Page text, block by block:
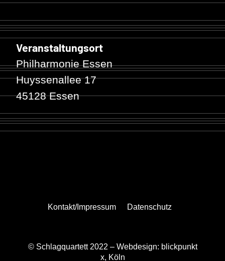
Veranstaltungsort
Philharmonie Essen
Huyssenallee 17
45128 Essen
Kontakt/Impressum Datenschutz
© Schlagquartett 2022 – Webdesign: blickpunkt
x, Köln